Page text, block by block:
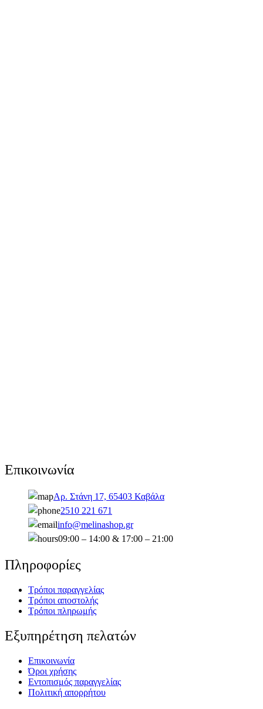
Επικοινωνία
Αρ. Στάνη 17, 65403 Καβάλα
2510 221 671
info@melinashop.gr
09:00 – 14:00 & 17:00 – 21:00
Πληροφορίες
Τρόποι παραγγελίας
Τρόποι αποστολής
Τρόποι πληρωμής
Εξυπηρέτηση πελατών
Επικοινωνία
Όροι χρήσης
Εντοπισμός παραγγελίας
Πολιτική απορρήτου